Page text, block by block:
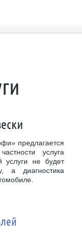
предлагается
услуга
услуги не будет
а диагностика